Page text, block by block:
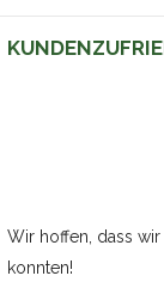
Wir hoffen, dass
konnten!